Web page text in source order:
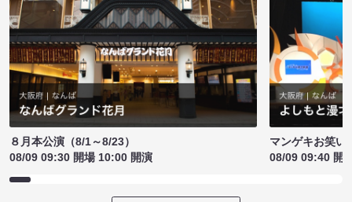
８月本公演（8/1～8/23）
08/09 09:30 開場 10:00 開演
マンゲキお笑い
08/09 09:40 開